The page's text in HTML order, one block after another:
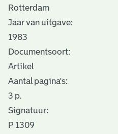
Rotterdam
Jaar van uitgave:
1983
Documentsoort:
Artikel
Aantal pagina's:
3 p.
Signatuur:
P 1309